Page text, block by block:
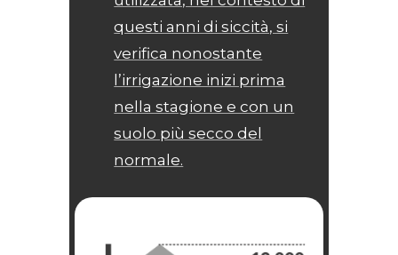
questi anni di siccità, si
verifica nonostante
l’irrigazione inizi prima
nella stagione e con un
suolo più secco del
normale.